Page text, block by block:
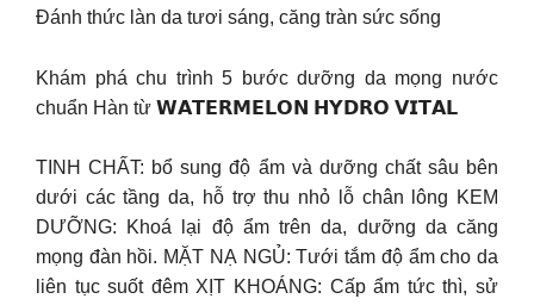
Đánh thức làn da tươi sáng, căng tràn sức sống
Khám phá chu trình 5 bước dưỡng da mọng nước
chuẩn Hàn từ 𝗪𝗔𝗧𝗘𝗥𝗠𝗘𝗟𝗢𝗡 𝗛𝗬𝗗𝗥𝗢 𝗩𝗜𝗧𝗔𝗟
TINH CHẤT: bổ sung độ ẩm và dưỡng chất sâu bên
dưới các tầng da, hỗ trợ thu nhỏ lỗ chân lông KEM
DƯỠNG: Khoá lại độ ẩm trên da, dưỡng da căng
mọng đàn hồi. MẶT NẠ NGỦ: Tưới tắm độ ẩm cho da
liên tục suốt đêm XỊT KHOÁNG: Cấp ẩm tức thì, sử